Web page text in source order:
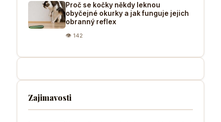
Proč se kočky někdy leknou
obyčejné okurky a jak funguje jejich
obranný reflex
👁 142
Zajimavosti